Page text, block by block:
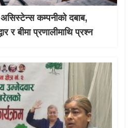
असिस्टेन्स कम्पनीको दबाब,
र बीमा प्रणालीमाथि प्रश्न